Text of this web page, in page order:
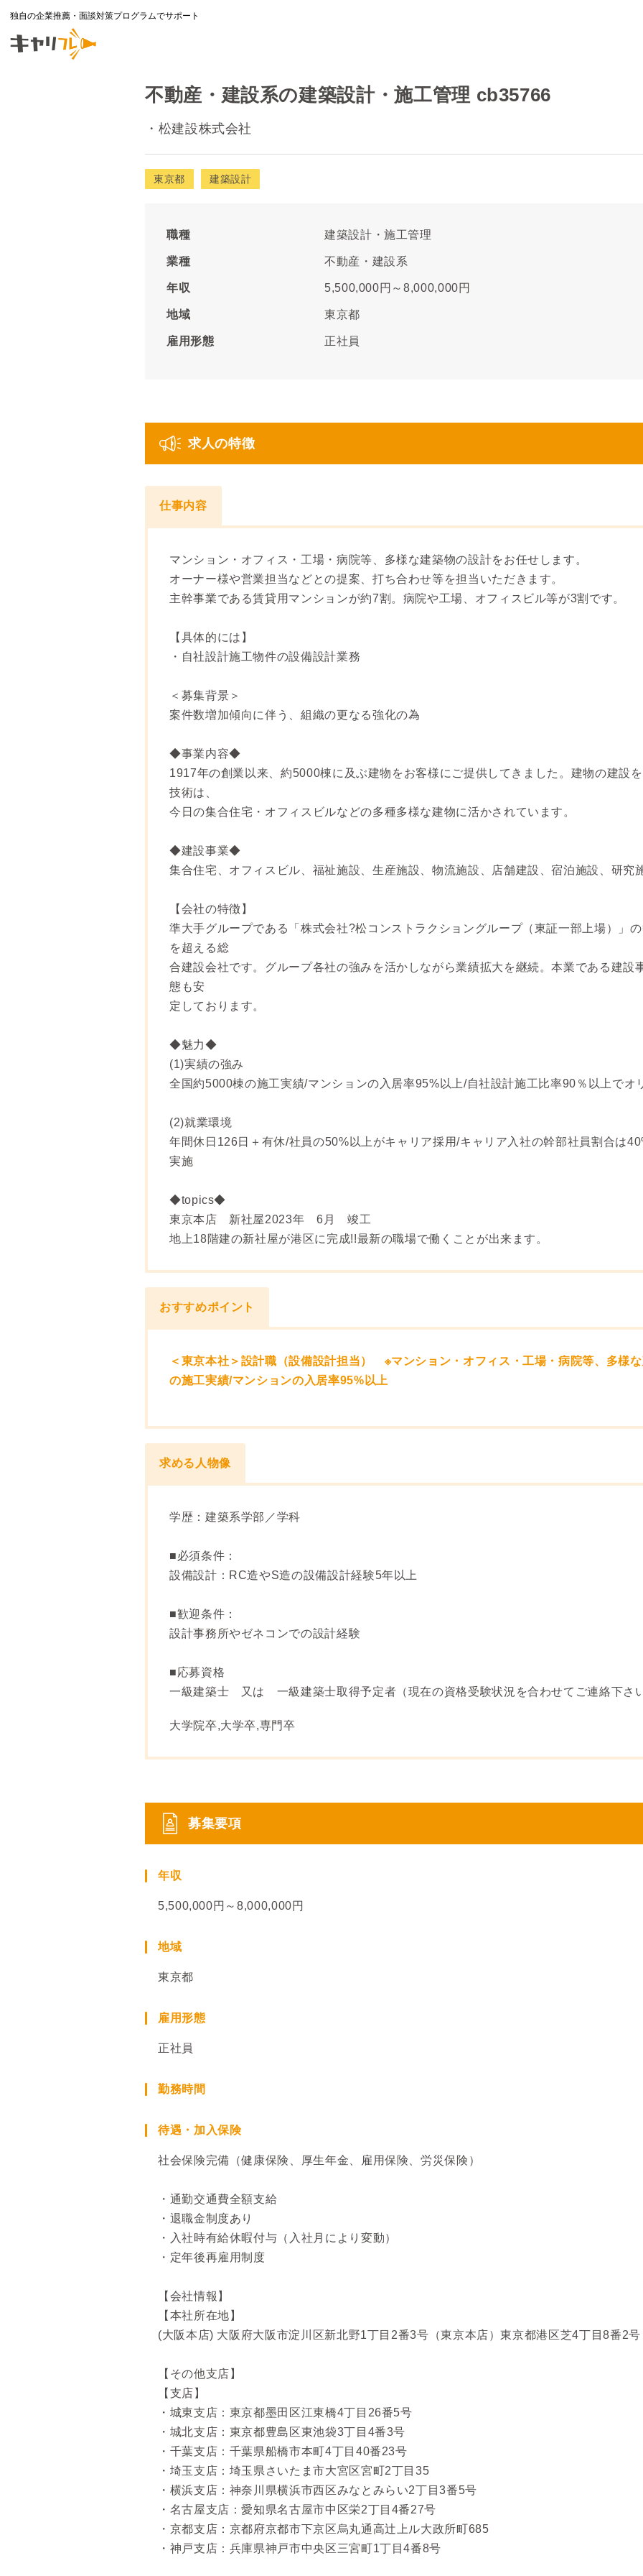
独自の企業推薦・面談対策プログラムでサポート
不動産・建設系の建築設計・施工管理 cb35766
・松建設株式会社
東京都 建築設計
職種 建築設計・施工管理
業種 不動産・建設系
年収 5,500,000円～8,000,000円
地域 東京都
雇用形態 正社員
求人の特徴
仕事内容
マンション・オフィス・工場・病院等、多様な建築物の設計をお任せします。
オーナー様や営業担当などとの提案、打ち合わせ等を担当いただきます。
主幹事業である賃貸用マンションが約7割。病院や工場、オフィスビル等が3割です。
【具体的には】
・自社設計施工物件の設備設計業務
＜募集背景＞
案件数増加傾向に伴う、組織の更なる強化の為
◆事業内容◆
1917年の創業以来、約5000棟に及ぶ建物をお客様にご提供してきました。建物の建設
技術は、
今日の集合住宅・オフィスビルなどの多種多様な建物に活かされています。
◆建設事業◆
集合住宅、オフィスビル、福祉施設、生産施設、物流施設、店舗建設、宿泊施設、研
【会社の特徴】
準大手グループである「株式会社?松コンストラクショングループ（東証一部上場）」
を超える総
合建設会社です。グループ各社の強みを活かしながら業績拡大を継続。本業である建設
態も安
定しております。
◆魅力◆
(1)実績の強み
全国約5000棟の施工実績/マンションの入居率95%以上/自社設計施工比率90％以上でオ
(2)就業環境
年間休日126日＋有休/社員の50%以上がキャリア採用/キャリア入社の幹部社員割合は
実施
◆topics◆
東京本店 新社屋2023年 6月 竣工
地上18階建の新社屋が港区に完成!!最新の職場で働くことが出来ます。
おすすめポイント
＜東京本社＞設計職（設備設計担当） ※マンション・オフィス・工場・病院等、多様
の施工実績/マンションの入居率95%以上
求める人物像
学歴：建築系学部／学科
■必須条件：
設備設計：RC造やS造の設備設計経験5年以上
■歓迎条件：
設計事務所やゼネコンでの設計経験
■応募資格
一級建築士 又は 一級建築士取得予定者（現在の資格受験状況を合わせてご連絡下さ
大学院卒,大学卒,専門卒
募集要項
年収
5,500,000円～8,000,000円
地域
東京都
雇用形態
正社員
勤務時間
待遇・加入保険
社会保険完備（健康保険、厚生年金、雇用保険、労災保険）
・通勤交通費全額支給
・退職金制度あり
・入社時有給休暇付与（入社月により変動）
・定年後再雇用制度
【会社情報】
【本社所在地】
(大阪本店) 大阪府大阪市淀川区新北野1丁目2番3号（東京本店）東京都港区芝4丁目8番2号
【その他支店】
【支店】
・城東支店：東京都墨田区江東橋4丁目26番5号
・城北支店：東京都豊島区東池袋3丁目4番3号
・千葉支店：千葉県船橋市本町4丁目40番23号
・埼玉支店：埼玉県さいたま市大宮区宮町2丁目35
・横浜支店：神奈川県横浜市西区みなとみらい2丁目3番5号
・名古屋支店：愛知県名古屋市中区栄2丁目4番27号
・京都支店：京都府京都市下京区烏丸通高辻上ル大政所町685
・神戸支店：兵庫県神戸市中央区三宮町1丁目4番8号